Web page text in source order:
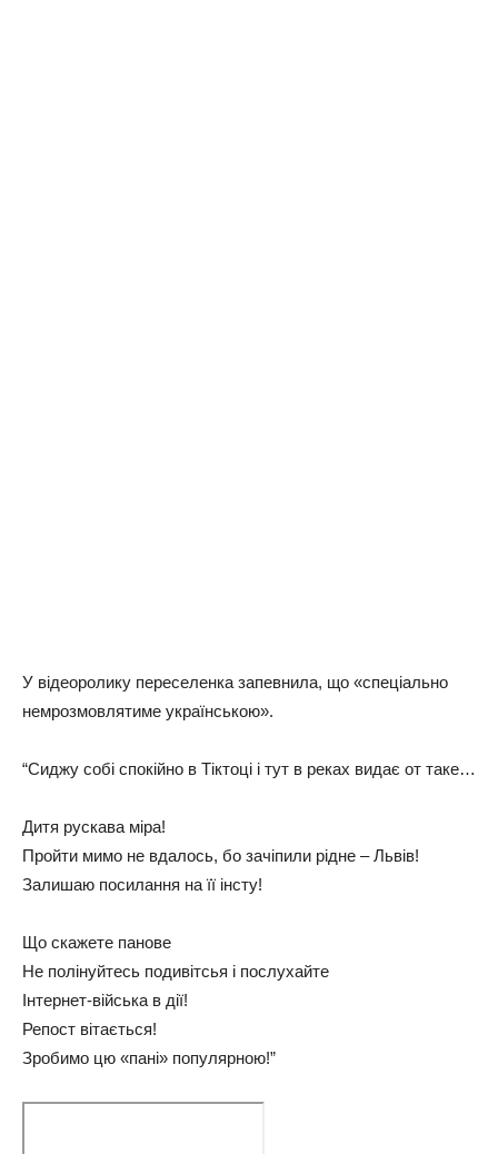
У відеоролику переселенка запевнила, що «спеціально
немрозмовлятиме українською».
“Сиджу собі спокійно в Тіктоці і тут в реках видає от таке…
Дитя рускава міра!
Пройти мимо не вдалось, бо зачіпили рідне – Львів!
Залишаю посилання на її інсту!
Що скажете панове
Не полінуйтесь подивітсья і послухайте
Інтернет-війська в дії!
Репост вітається!
Зробимо цю «пані» популярною!”